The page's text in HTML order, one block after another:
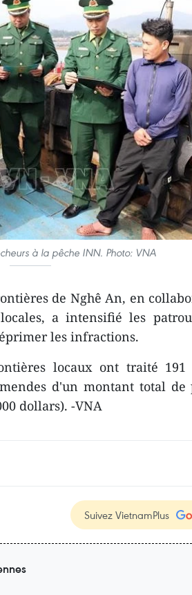
à la pêche INN. Photo: VNA
de Nghê An, en
a intensifié les
les infractions.
locaux ont traité
d'un montant total de
dollars). -VNA
Suivez VietnamPlus